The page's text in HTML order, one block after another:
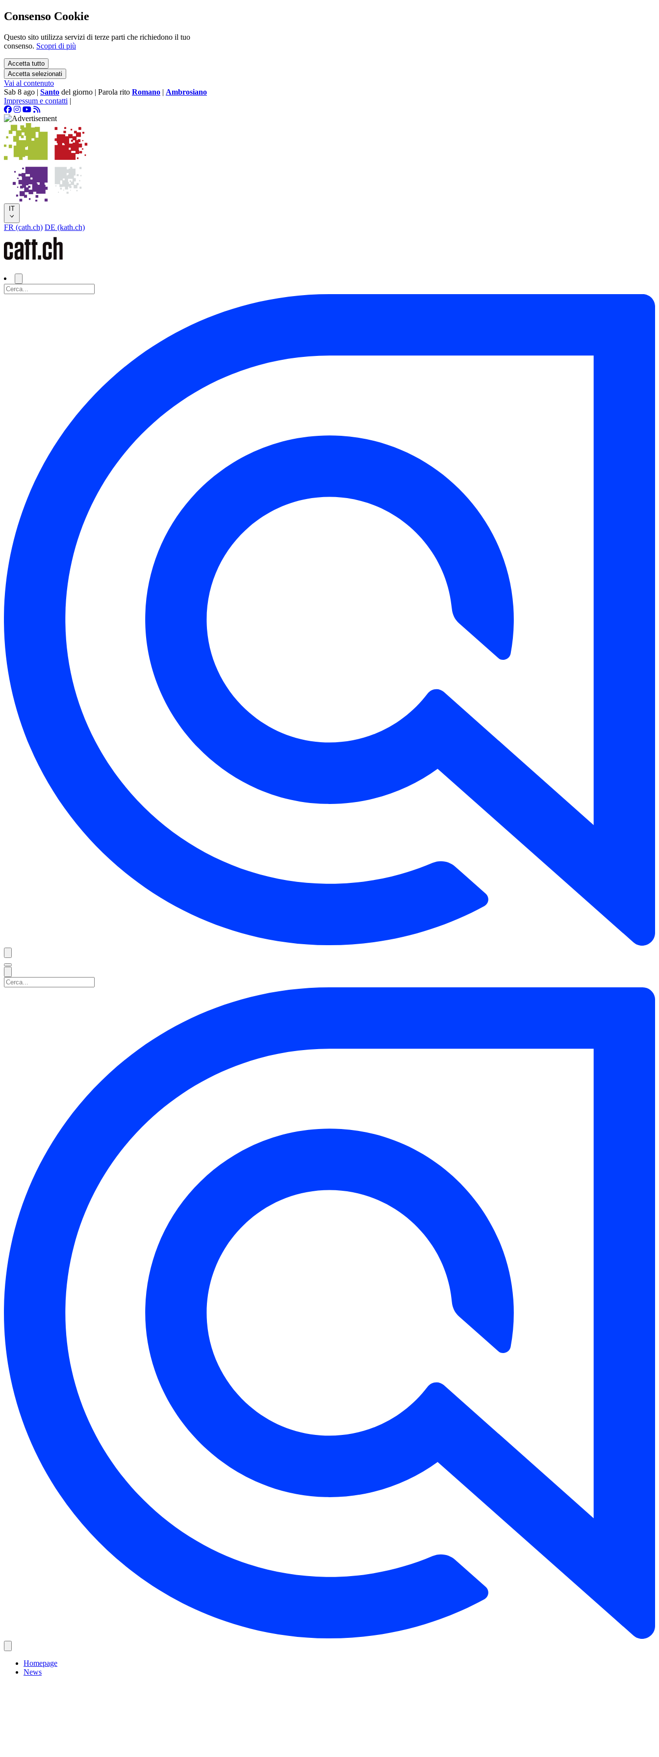
Consenso Cookie
Questo sito utilizza servizi di terze parti che richiedono il tuo
consenso. Scopri di più
Accetta tutto
Accetta selezionati
Vai al contenuto
Sab 8 ago | Santo del giorno | Parola rito Romano | Ambrosiano
Impressum e contatti |
IT
FR (cath.ch) DE (kath.ch)
Homepage
News